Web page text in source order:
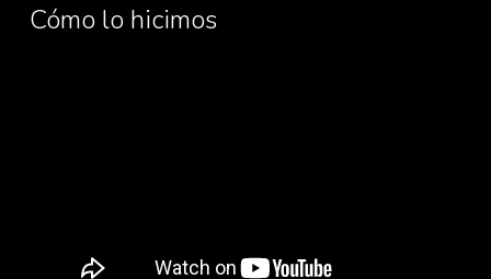
Cómo lo hicimos